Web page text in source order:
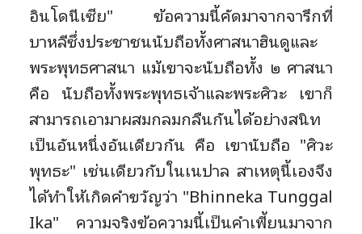
อินโดนีเซีย" ข้อความนี้คัดมาจากจารึกที่
บาหลีซึ่งประชาชนนับถือทั้งศาสนาฮินดูและ
พระพุทธศาสนา แม้เขาจะนับถือทั้ง ๒ ศาสนา
คือ นับถือทั้งพระพุทธเจ้าและพระศิวะ เขาก็
สามารถเอามาผสมกลมกลืนกันได้อย่างสนิท
เป็นอันหนึ่งอันเดียวกัน คือ เขานับถือ "ศิวะ
พุทธะ" เช่นเดียวกับในเนปาล สาเหตุนี้เองจึง
ได้ทำให้เกิดคำขวัญว่า "Bhinneka Tunggal
Ika" ความจริงข้อความนี้เป็นคำเพี้ยนมาจาก